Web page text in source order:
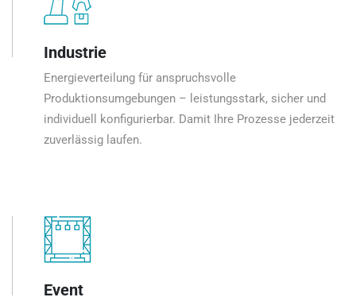
Industrie
Energieverteilung für anspruchsvolle
Produktionsumgebungen – leistungsstark, sicher und
individuell konfigurierbar. Damit Ihre Prozesse jederzeit
zuverlässig laufen.
Event